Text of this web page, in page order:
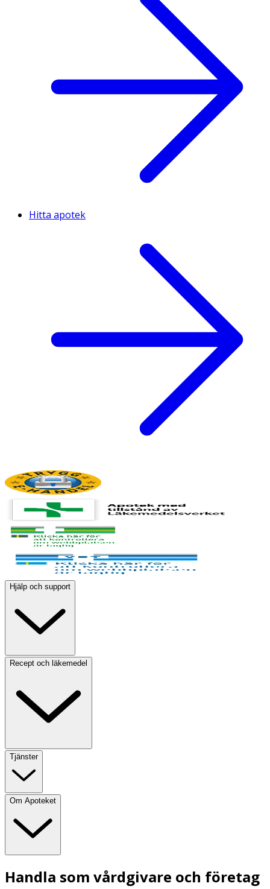
Hitta apotek
Hjälp och support
Recept och läkemedel
Tjänster
Om Apoteket
Handla som vårdgivare och företag